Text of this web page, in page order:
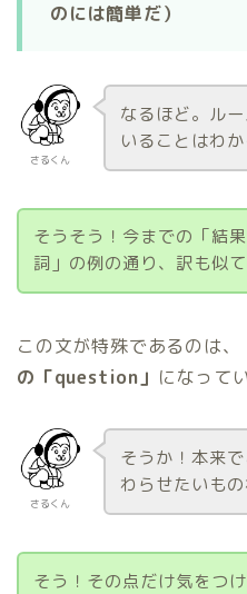
のには簡単だ）
さるくん
なるほど。ル
いることはわ
そうそう！今までの「結
詞」の例の通り、訳も似
この文が特殊であるのは、
の「question」 になって
さるくん
そうか！本来
わらせたいもの
そう！その点だけ気をつ